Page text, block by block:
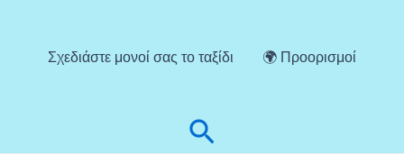
Σχεδιάστε μονοί σας το ταξίδι 🌍 Προορισμοί
Αναζήτηση